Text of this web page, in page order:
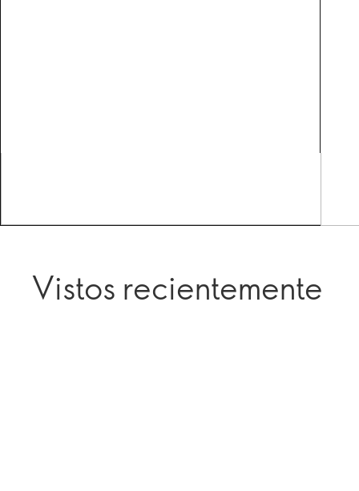
Vistos recientemente